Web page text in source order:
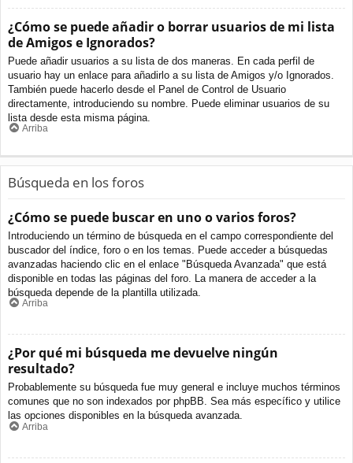
¿Cómo se puede añadir o borrar usuarios de mi lista
de Amigos e Ignorados?
Puede añadir usuarios a su lista de dos maneras. En cada perfil de
usuario hay un enlace para añadirlo a su lista de Amigos y/o Ignorados.
También puede hacerlo desde el Panel de Control de Usuario
directamente, introduciendo su nombre. Puede eliminar usuarios de su
lista desde esta misma página.
Arriba
Búsqueda en los foros
¿Cómo se puede buscar en uno o varios foros?
Introduciendo un término de búsqueda en el campo correspondiente del
buscador del índice, foro o en los temas. Puede acceder a búsquedas
avanzadas haciendo clic en el enlace "Búsqueda Avanzada" que está
disponible en todas las páginas del foro. La manera de acceder a la
búsqueda depende de la plantilla utilizada.
Arriba
¿Por qué mi búsqueda me devuelve ningún
resultado?
Probablemente su búsqueda fue muy general e incluye muchos términos
comunes que no son indexados por phpBB. Sea más específico y utilice
las opciones disponibles en la búsqueda avanzada.
Arriba